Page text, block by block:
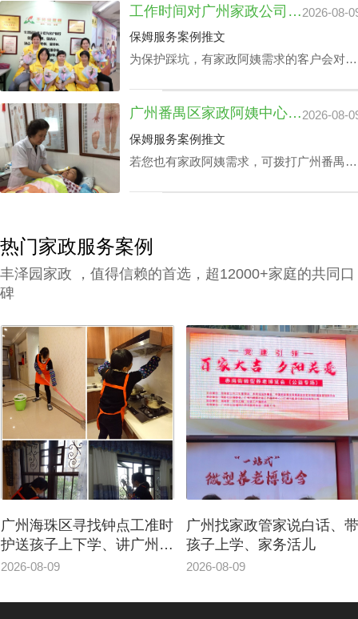
的服务历程和安心性更高，相应的广州家政
公司保姆服务费用自然越高。
工作时间对广州家政公司住家价位的影响浅析2026-08-
保姆服务案例推文
为保护踩坑，有家政阿姨需求的客户会对多
的同时获取更多增值服务平台。影响广州家
政公司住家价位的关键部分有哪些成分？丰
泽园将用HR下面文章做析述。
广州番禺区家政阿姨中心价钱：品牌声誉与实际服务水平2026-08-
保姆服务案例推文
若您也有家政阿姨需求，可拨打广州番禺区
热门家政服务案例
丰泽园家政 ，值得信赖的首选，超12000+家庭的共同口
碑
寻找钟点工准时
下学、讲广州
理
广州找家政管家说白话、带
孩子上学、家务活儿
越秀月
作步骤